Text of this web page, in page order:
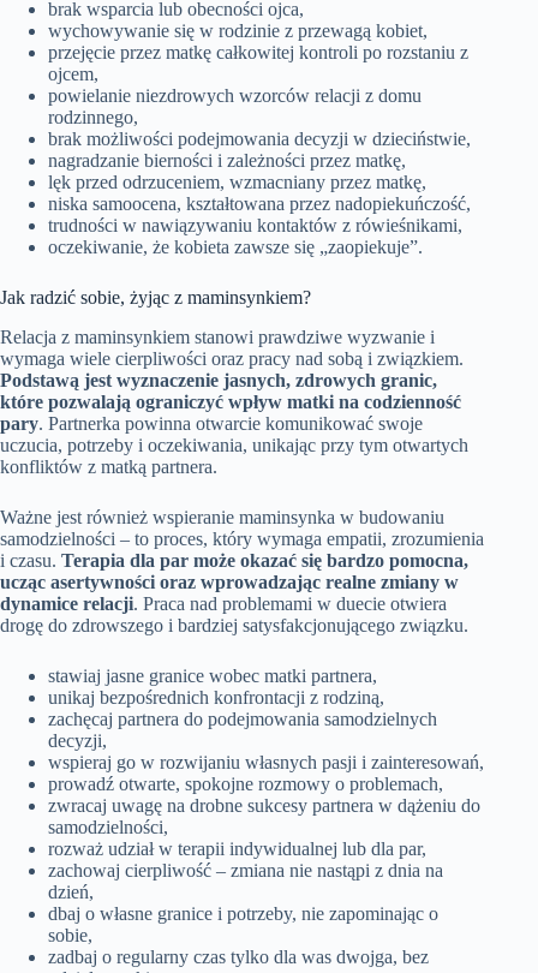
brak wsparcia lub obecności ojca,
wychowywanie się w rodzinie z przewagą kobiet,
przejęcie przez matkę całkowitej kontroli po rozstaniu z
ojcem,
powielanie niezdrowych wzorców relacji z domu
rodzinnego,
brak możliwości podejmowania decyzji w dzieciństwie,
nagradzanie bierności i zależności przez matkę,
lęk przed odrzuceniem, wzmacniany przez matkę,
niska samoocena, kształtowana przez nadopiekuńczość,
trudności w nawiązywaniu kontaktów z rówieśnikami,
oczekiwanie, że kobieta zawsze się „zaopiekuje”.
Jak radzić sobie, żyjąc z maminsynkiem?
Relacja z maminsynkiem stanowi prawdziwe wyzwanie i
wymaga wiele cierpliwości oraz pracy nad sobą i związkiem.
Podstawą jest wyznaczenie jasnych, zdrowych granic,
które pozwalają ograniczyć wpływ matki na codzienność
pary. Partnerka powinna otwarcie komunikować swoje
uczucia, potrzeby i oczekiwania, unikając przy tym otwartych
konfliktów z matką partnera.
Ważne jest również wspieranie maminsynka w budowaniu
samodzielności – to proces, który wymaga empatii, zrozumienia
i czasu. Terapia dla par może okazać się bardzo pomocna,
ucząc asertywności oraz wprowadzając realne zmiany w
dynamice relacji. Praca nad problemami w duecie otwiera
drogę do zdrowszego i bardziej satysfakcjonującego związku.
stawiaj jasne granice wobec matki partnera,
unikaj bezpośrednich konfrontacji z rodziną,
zachęcaj partnera do podejmowania samodzielnych
decyzji,
wspieraj go w rozwijaniu własnych pasji i zainteresowań,
prowadź otwarte, spokojne rozmowy o problemach,
zwracaj uwagę na drobne sukcesy partnera w dążeniu do
samodzielności,
rozważ udział w terapii indywidualnej lub dla par,
zachowaj cierpliwość – zmiana nie nastąpi z dnia na
dzień,
dbaj o własne granice i potrzeby, nie zapominając o
sobie,
zadbaj o regularny czas tylko dla was dwojga, bez